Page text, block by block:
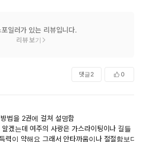
포일러가 있는 리뷰입니다.
리뷰 보기
댓글2 0
법을 2권에 걸쳐 설명함
겠는데 여주의 사랑은 가스라이팅이나 길들
력이 약해요 그래서 안타까움이나 절절함보다